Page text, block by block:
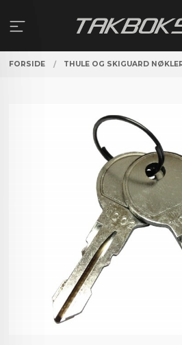
innholdet
FORSIDE THULE OG SKIGUARD